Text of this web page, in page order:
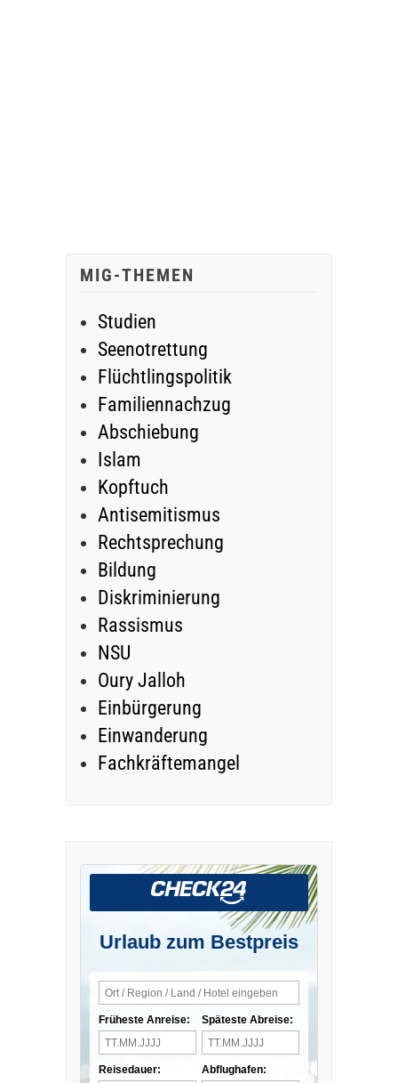
MIG-THEMEN
Studien
Seenotrettung
Flüchtlingspolitik
Familiennachzug
Abschiebung
Islam
Kopftuch
Antisemitismus
Rechtsprechung
Bildung
Diskriminierung
Rassismus
NSU
Oury Jalloh
Einbürgerung
Einwanderung
Fachkräftemangel
Urlaub zum Bestpreis
Früheste Anreise:
Reisedauer:
Späteste Abreise:
Abflughafen: